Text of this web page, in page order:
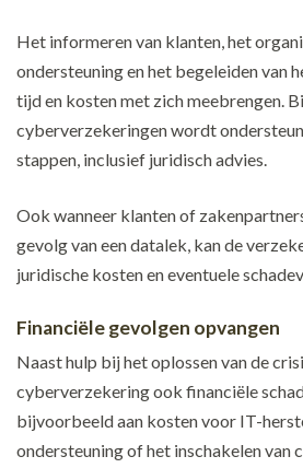
Het informeren van klanten, het
ondersteuning en het begeleiden van
tijd en kosten met zich meebrengen.
cyberverzekeringen wordt
stappen, inclusief juridisch advies.
Ook wanneer klanten of
gevolg van een datalek, kan de
juridische kosten en eventuele
Financiële gevolgen opvangen
Naast hulp bij het oplossen van de
cyberverzekering ook financiële
bijvoorbeeld aan kosten voor IT-
ondersteuning of het inschakelen van